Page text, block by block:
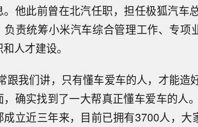
。他此前曾在北汽任职，担任极狐汽车
负责统筹小米汽车综合管理工作、专项
人才建设。
跟我们讲，只有懂车爱车的人，才能造
，确实找到了一大帮真正懂车爱车的人
成立近三年来，目前已拥有3700人，大